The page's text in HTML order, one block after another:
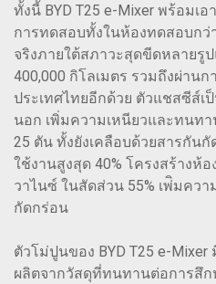
ทั้งนี้ BYD T25 e-Mixer พร้อมเ
การทดสอบทั้งในห้องทดสอบกว่
จริงภายใต้สภาวะสุดขีดหลายรู
400,000 กิโลเมตร รวมถึงผ่าน
ประเทศไทยอีกด้วย ตัวแชสซีส์เ
นอก เพิ่มความเหนียวและทนท
25 ตัน ทั้งยังเคลือบด้วยสารกัน
ใช้งานสูงสุด 40% โครงสร้างห้
วาไนซ์ ในสัดส่วน 55% เพ่ิมคว
กัดกร่อน
ตัวโม่ปูนของ BYD T25 e-Mixer
ผลิตจากวัสดุที่ทนทานต่อการสึ